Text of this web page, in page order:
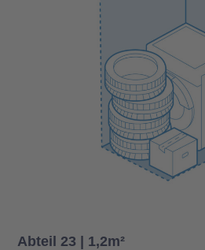
Abteil 23 | 1,2m²